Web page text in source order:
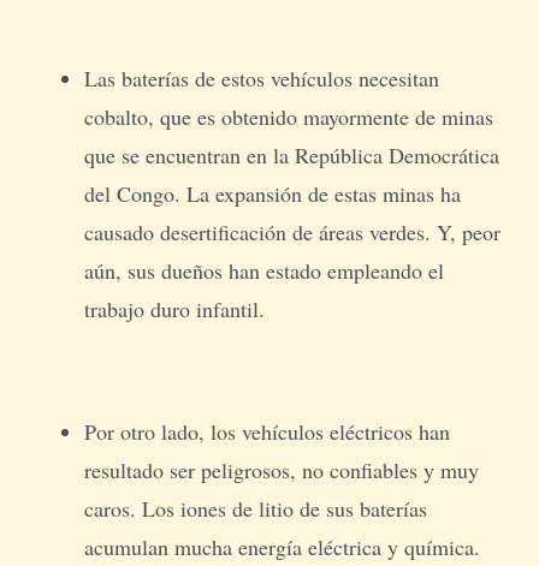
Las baterías de estos vehículos necesitan
cobalto, que es obtenido mayormente de minas
que se encuentran en la República Democrática
del Congo. La expansión de estas minas ha
causado desertificación de áreas verdes. Y, peor
aún, sus dueños han estado empleando el
trabajo duro infantil.
Por otro lado, los vehículos eléctricos han
resultado ser peligrosos, no confiables y muy
caros. Los iones de litio de sus baterías
acumulan mucha energía eléctrica y química.